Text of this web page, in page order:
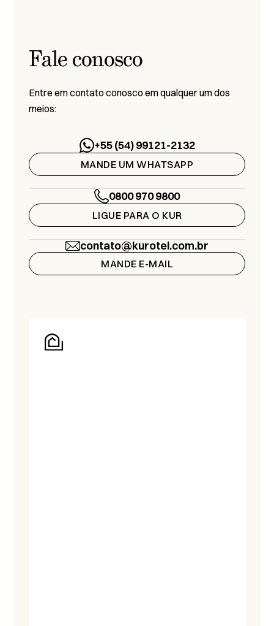
Fale conosco
Entre em contato conosco em qualquer um dos
meios:
+55 (54) 99121-2132
MANDE UM WHATSAPP
0800 970 9800
LIGUE PARA O KUR
contato@kurotel.com.br
MANDE E-MAIL